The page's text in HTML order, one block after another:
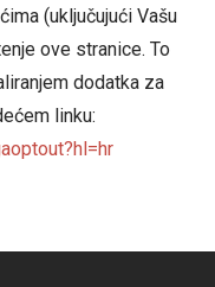
(uključujući Vašu
ove stranice. To
dodatka za
linku: